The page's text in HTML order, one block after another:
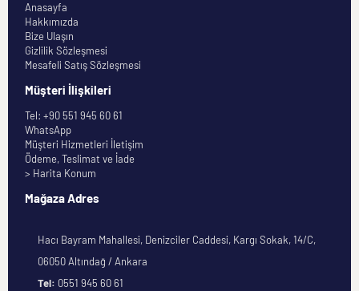
Anasayfa
Hakkımızda
Bize Ulaşın
Gizlilik Sözleşmesi
Mesafeli Satış Sözleşmesi
Müşteri İlişkileri
Tel: +90 551 945 60 61
WhatsApp
Müşteri Hizmetleri İletişim
Ödeme, Teslimat ve İade
> Harita Konum
Mağaza Adres
Hacı Bayram Mahallesi, Denizciler Caddesi, Kargı Sokak, 14/C,
06050 Altındağ / Ankara
Tel: 0551 945 60 61